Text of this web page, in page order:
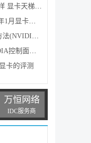
性能水平
天梯图最新版
与AMD显卡)
方法图文介绍
卡的评测
万恒网络
IDC服务商